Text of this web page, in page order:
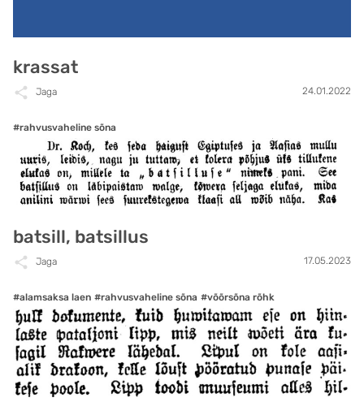
krassat
Jaga 24.01.2022
#rahvusvaheline sõna
batsill, batsillus
Jaga 17.05.2023
#alamsaksa laen #rahvusvaheline sõna #võõrsõna rõhk